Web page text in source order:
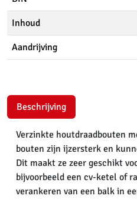
Inhoud
Aandrijving
Beschrijving
Verzinkte houtdraadbouten
bouten zijn ijzersterk en
Dit maakt ze zeer geschikt
bijvoorbeeld een cv-ketel of
verankeren van een balk in